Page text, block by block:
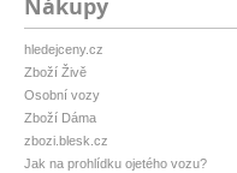
Nákupy
hledejceny.cz
Zboží Živě
Osobní vozy
Zboží Dáma
zbozi.blesk.cz
Jak na prohlídku ojetého vozu?